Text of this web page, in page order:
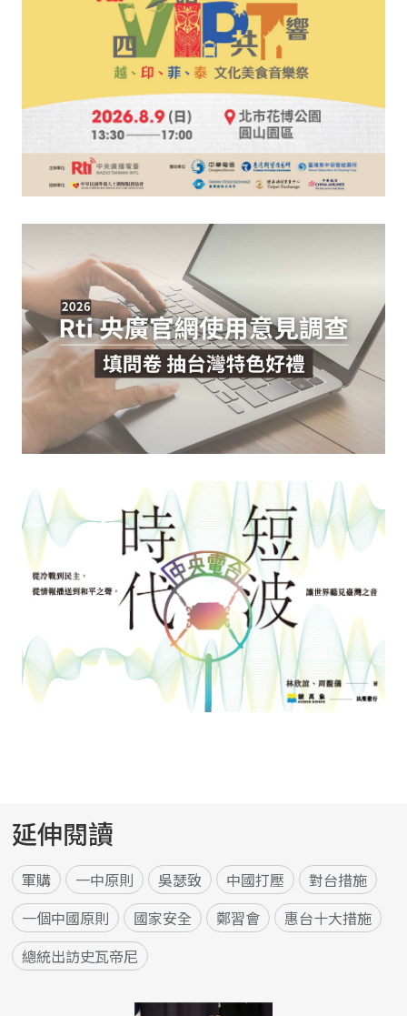
延伸閱讀
軍購 一中原則 吳瑟致 中國打壓
對台措施
一個中國原則
國家安全 鄭習會
惠台十大措施
總統出訪史瓦帝尼